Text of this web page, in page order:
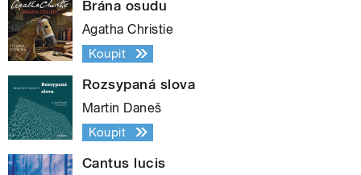
Brána osudu
Agatha Christie
Koupit
Rozsypaná slova
Martin Daneš
Koupit
Cantus lucis